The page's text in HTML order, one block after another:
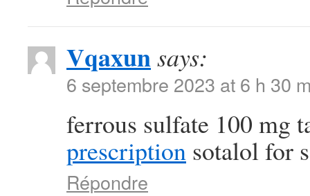
Vqaxunsays:
6 septembre 2023 at 6 h 30
ferrous sulfate 100 mg
prescription sotalol for
Répondre